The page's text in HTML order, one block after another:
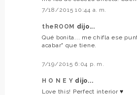
7/18/2015 10:44 a. m.
theROOM dijo...
Qué bonita... me chifla ese
acabar" que tiene.
7/19/2015 6:04 p. m.
H O N E Y dijo...
Love this! Perfect interior ♥